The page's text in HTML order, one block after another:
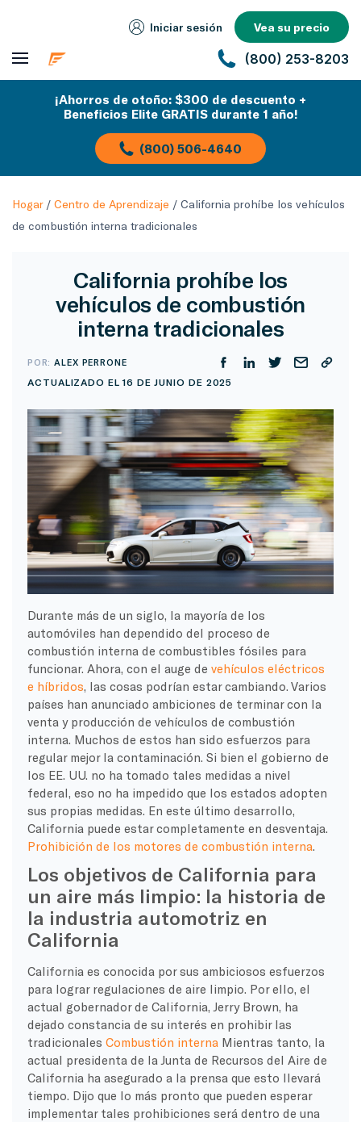
Iniciar sesión Vea su precio
(800) 253-8203
¡Ahorros de otoño: $300 de descuento +
Beneficios Elite GRATIS durante 1 año!
(800) 506-4640
Hogar/ Centro de Aprendizaje / California prohíbe los vehículos
de combustión interna tradicionales
California prohíbe los
vehículos de combustión
interna tradicionales
POR:ALEX PERRONE
ACTUALIZADO EL 16 DE JUNIO DE 2025
Durante más de un siglo, la mayoría de los
automóviles han dependido del proceso de
combustión interna de combustibles fósiles para
funcionar. Ahora, con el auge de vehículos eléctricos
e híbridos , las cosas podrían estar cambiando. Varios
países han anunciado ambiciones de terminar con la
venta y producción de vehículos de combustión
interna. Muchos de estos han sido esfuerzos para
regular mejor la contaminación. Si bien el gobierno de
los EE. UU. no ha tomado tales medidas a nivel
federal, eso no ha impedido que los estados adopten
sus propias medidas. En este último desarrollo,
California puede estar completamente en desventaja.
Prohibición de los motores de combustión interna
Los objetivos de California para
un aire más limpio: la historia de
la industria automotriz en
California
California es conocida por sus ambiciosos esfuerzos
para lograr regulaciones de aire limpio. Por ello, el
actual gobernador de California, Jerry Brown, ha
dejado constancia de su interés en prohibir las
tradicionales Combustión interna Mientras tanto, la
actual presidenta de la Junta de Recursos del Aire de
California ha asegurado a la prensa que esto llevará
tiempo. Dijo que lo más pronto que pueden esperar
implementar tales prohibiciones será dentro de una